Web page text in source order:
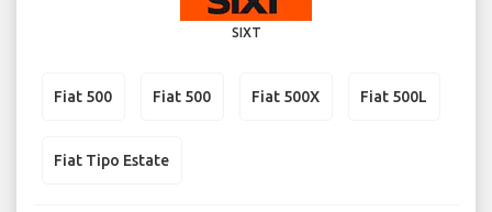
SIXT
Fiat 500 Fiat 500 Fiat 500X Fiat 500L
Fiat Tipo Estate